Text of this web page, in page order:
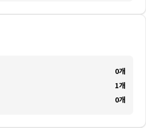
0개
1개
0개